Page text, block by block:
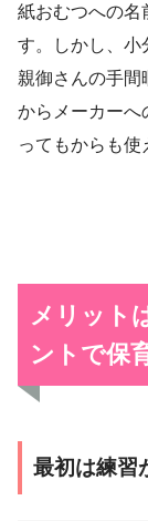
紙おむつへの名
す。しかし、小
親御さんの手
からメーカーへ
ってもからも使
メリット
ントで保
最初は練習